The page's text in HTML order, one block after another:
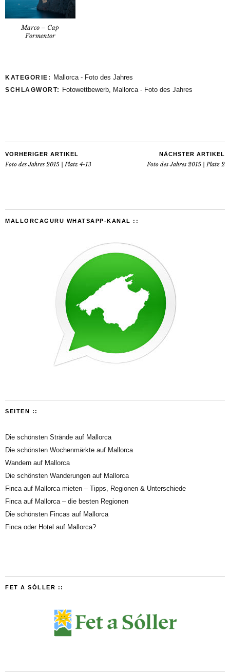
Marco – Cap
Formentor
KATEGORIE: Mallorca - Foto des Jahres
SCHLAGWORT: Fotowettbewerb, Mallorca - Foto des Jahres
VORHERIGER ARTIKEL
Foto des Jahres 2015 | Platz 4-13
NÄCHSTER ARTIKEL
Foto des Jahres 2015 | Platz 2
MALLORCAGURU WHATSAPP-KANAL ::
SEITEN ::
Die schönsten Strände auf Mallorca
Die schönsten Wochenmärkte auf Mallorca
Wandern auf Mallorca
Die schönsten Wanderungen auf Mallorca
Finca auf Mallorca mieten – Tipps, Regionen & Unterschiede
Finca auf Mallorca – die besten Regionen
Die schönsten Fincas auf Mallorca
Finca oder Hotel auf Mallorca?
FET A SÓLLER ::